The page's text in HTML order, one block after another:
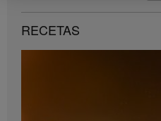
Los Videos pueden incluir
experiencias de ganancias
Independientes de
diferentes niveles dentro
Compártelo con todos tus clientes y
RECETAS